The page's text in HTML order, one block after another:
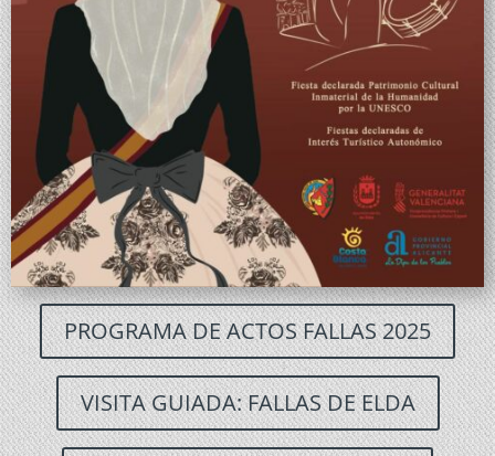
PROGRAMA DE ACTOS FALLAS 2025
VISITA GUIADA: FALLAS DE ELDA